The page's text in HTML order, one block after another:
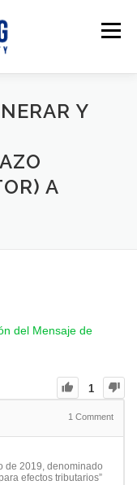
Menu
QUIENES SOMOS
Y
A
del Mensaje de
1
1 Comment
de 2019, denominado
efectos tributarios”